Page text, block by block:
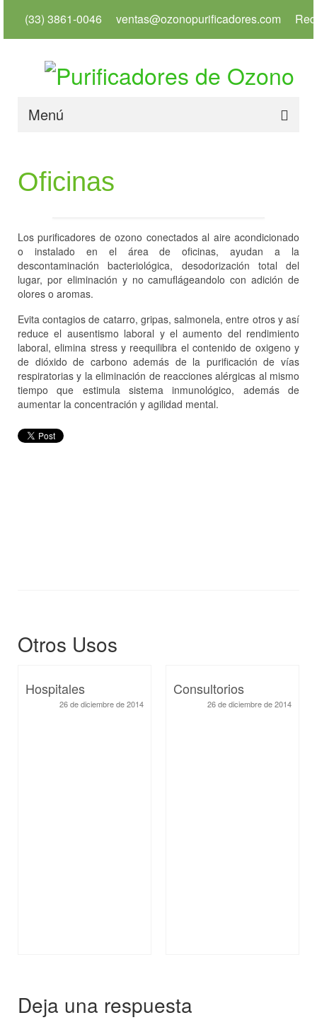
(33) 3861-0046 ventas@ozonopurificadores.com
Menú
Info
Productos
Usos
Tienda
Tips de Ozono
Contacto
Oficinas
Los purificadores de ozono conectados al aire acondicionado
o instalado en el área de oficinas, ayudan a la
descontaminación bacteriológica, desodorización total del
lugar, por eliminación y no camuflágeandolo con adición de
olores o aromas.
Evita contagios de catarro, gripas, salmonela, entre otros y así
reduce el ausentismo laboral y el aumento del rendimiento
laboral, elimina stress y reequilibra el contenido de oxigeno y
de dióxido de carbono además de la purificación de vías
respiratorias y la eliminación de reacciones alérgicas al mismo
tiempo que estimula sistema inmunológico, además de
aumentar la concentración y agilidad mental.
Otros Usos
Hospitales
26 de diciembre de 2014
Consultorios
26 de diciembre de 2014
Deja una respuesta